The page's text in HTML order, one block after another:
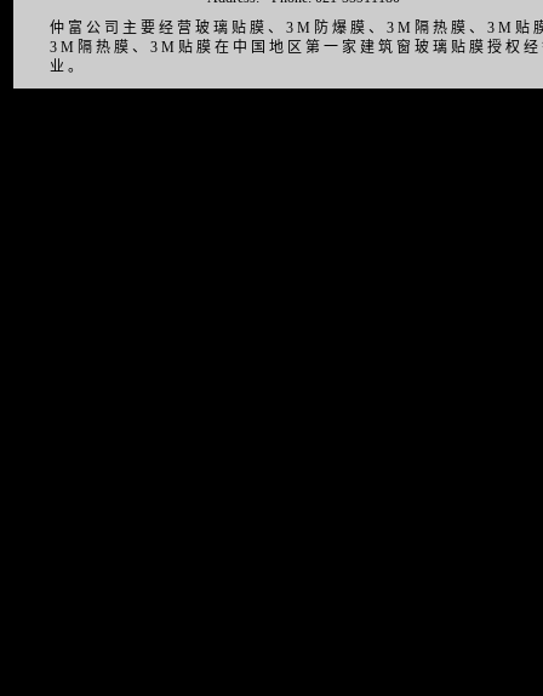
仲富公司主要经营玻璃贴膜、3M防爆膜、3M隔热膜、3M
3M隔热膜、3M贴膜在中国地区第一家建筑窗玻璃贴膜授权
业。